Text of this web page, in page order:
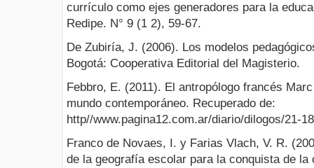
currículo como ejes generadores para la
Redipe. N° 9 (1 2), 59-67.
De Zubiría, J. (2006). Los modelos
Bogotá: Cooperativa Editorial del Magisterio.
Febbro, E. (2011). El antropólogo francés
mundo contemporáneo. Recuperado de:
http//www.pagina12.com.ar/diario/dilogos/21-
Franco de Novaes, I. y Farias Vlach, V. R.
de la geografía escolar para la conquista de la